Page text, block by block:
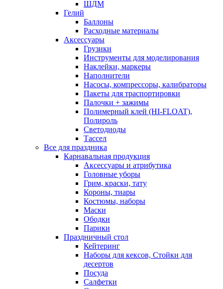
ШДМ
Гелий
Баллоны
Расходные материалы
Аксессуары
Грузики
Инструменты для моделирования
Наклейки, маркеры
Наполнители
Насосы, компрессоры, калибраторы
Пакеты для траспортировки
Палочки + зажимы
Полимерный клей (HI-FLOAT),
Полироль
Светодиоды
Тассел
Все для праздника
Карнавальная продукция
Аксессуары и атрибутика
Головные уборы
Грим, краски, тату
Короны, тиары
Костюмы, наборы
Маски
Ободки
Парики
Праздничный стол
Кейтеринг
Наборы для кексов, Стойки для
десертов
Посуда
Салфетки